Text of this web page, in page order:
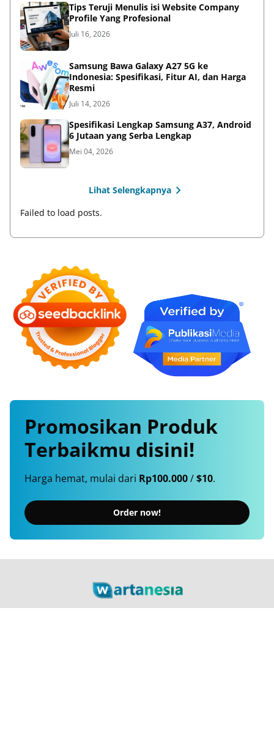
Tips Teruji Menulis isi Website Company
Profile Yang Profesional
Juli 16, 2026
Samsung Bawa Galaxy A27 5G ke
Indonesia: Spesifikasi, Fitur AI, dan Harga
Resmi
Juli 14, 2026
Spesifikasi Lengkap Samsung A37, Android
6 Jutaan yang Serba Lengkap
Mei 04, 2026
Lihat Selengkapnya
Failed to load posts.
Promosikan Produk
Terbaikmu disini!
Harga hemat, mulai dari Rp100.000/$10.
Order now!